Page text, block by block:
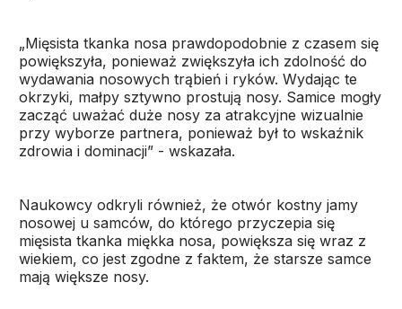
„Mięsista tkanka nosa prawdopodobnie z czasem się
powiększyła, ponieważ zwiększyła ich zdolność do
wydawania nosowych trąbień i ryków. Wydając te
okrzyki, małpy sztywno prostują nosy. Samice mogły
zacząć uważać duże nosy za atrakcyjne wizualnie
przy wyborze partnera, ponieważ był to wskaźnik
zdrowia i dominacji” - wskazała.
Naukowcy odkryli również, że otwór kostny jamy
nosowej u samców, do którego przyczepia się
mięsista tkanka miękka nosa, powiększa się wraz z
wiekiem, co jest zgodne z faktem, że starsze samce
mają większe nosy.